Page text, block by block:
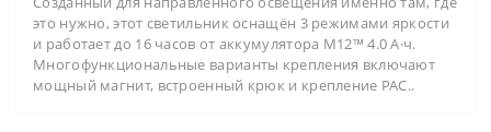
это нужно, этот светильник оснащён 3 режимами яркости
и работает до 16 часов от аккумулятора M12™ 4.0 А·ч.
Многофункциональные варианты крепления включают
мощный магнит, встроенный крюк и крепление PAC..